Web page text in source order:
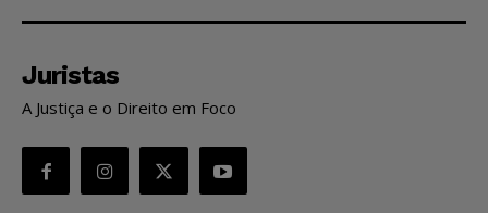
Juristas
A Justiça e o Direito em Foco